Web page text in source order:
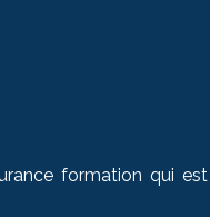
formation qui